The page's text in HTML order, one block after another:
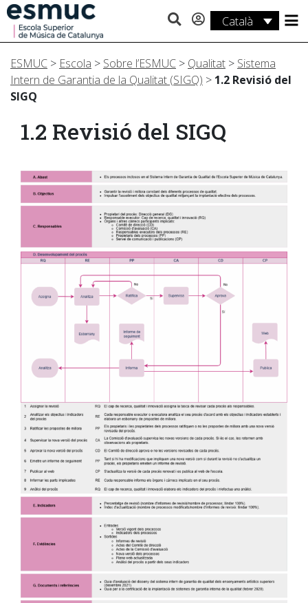
Català
Estudis
Recerca
Serveis
Activitats
ESMUC > Escola > Sobre l’ESMUC > Qualitat > Sistema
Intern de Garantia de la Qualitat (SIGQ) > 1.2 Revisió del
SIGQ
1.2 Revisió del SIGQ